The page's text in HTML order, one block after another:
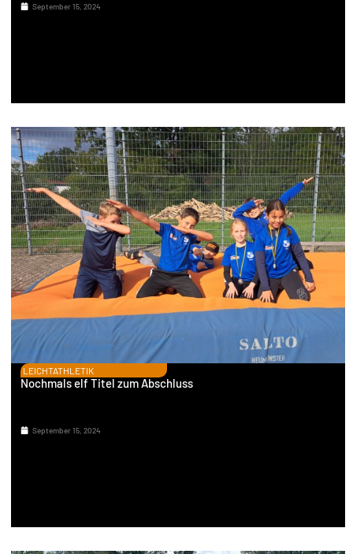
September 15, 2024
LEICHTATHLETIK
Nochmals elf Titel zum Abschluss
September 15, 2024